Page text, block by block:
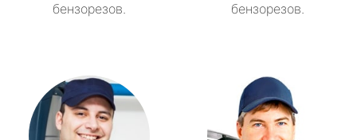
бензорезов.
бензорезов.